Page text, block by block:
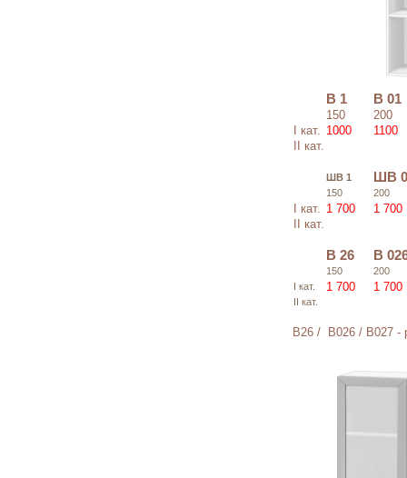
В 1 В 01
150
200
I кат.
1000
1100
II кат.
ШВ 1 ШВ
150 200
I кат. 1 700
1 700
II кат.
В 26 В
150
200
I кат.
1 700 1 700
II кат.
В26 / В026 / В027 -